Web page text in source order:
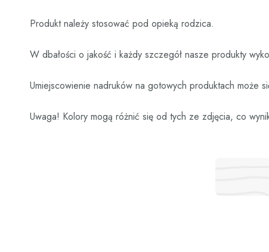
Produkt należy stosować pod opieką rodzica.
W dbałości o jakość i każdy szczegół nasze produkty
Umiejscowienie nadruków na gotowych produktach
Uwaga! Kolory mogą różnić się od tych ze zdjęcia, co